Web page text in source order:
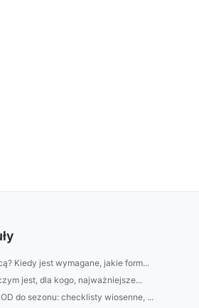
Kiedy jest wymagane, jakie form...
jest, dla kogo, najważniejsze...
do sezonu: checklisty wiosenne, ...